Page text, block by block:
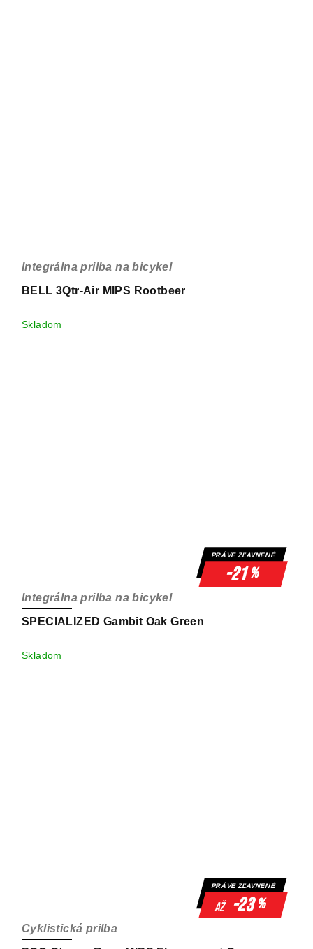
BELL 3Qtr-Air MIPS Rootbeer
Integrálna prilba na bicykel
Skladom
PRÁVE ZĽAVNENÉ
-21%
SPECIALIZED Gambit Oak Green
Integrálna prilba na bicykel
Skladom
PRÁVE ZĽAVNENÉ
až -23%
Cyklistická prilba